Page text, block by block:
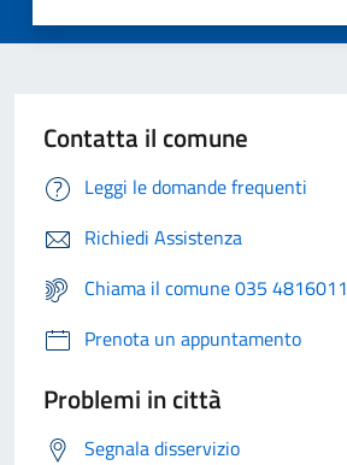
Contatta il comune
Leggi le domande frequenti
Richiedi Assistenza
Chiama il comune 035 4816011
Prenota un appuntamento
Problemi in città
Segnala disservizio